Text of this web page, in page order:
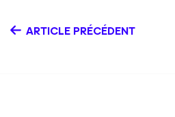
ARTICLE PRÉCÉDENT